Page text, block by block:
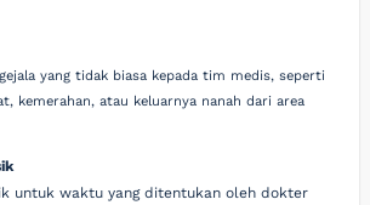
yang tidak biasa kepada tim medis, seperti
kemerahan, atau keluarnya nanah dari area
untuk waktu yang ditentukan oleh dokter